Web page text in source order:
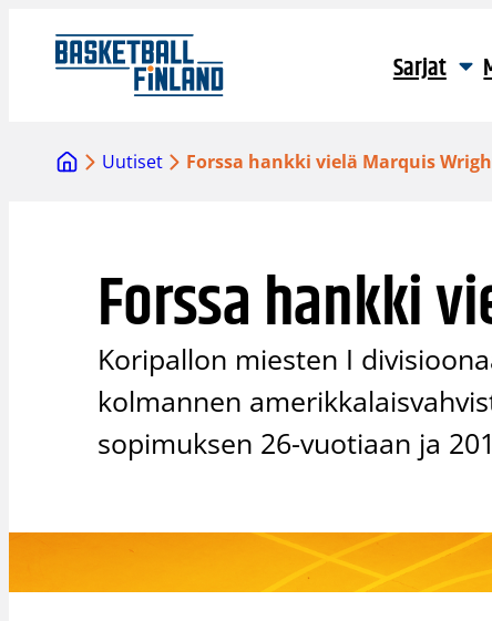
sisältöön
Sarjat
Uutiset Forssa hankki vielä Marquis
Forssa hankki
Koripallon miesten I
kolmannen
sopimuksen 26-vuotiaan ja